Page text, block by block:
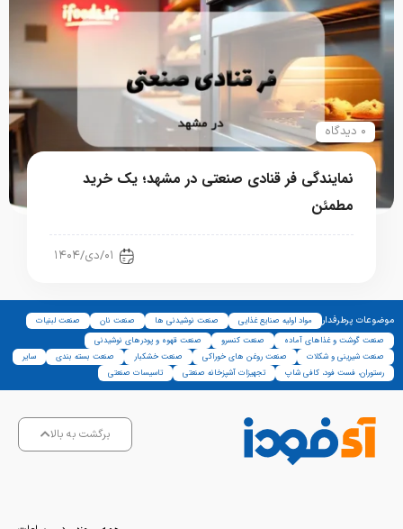
۰ دیدگاه
نمایندگی فر قنادی صنعتی در مشهد؛ یک خرید
مطمئن
۰۱/دی/۱۴۰۴
موضوعات پرطرفدار مواد اولیه صنایع غذایی صنعت نوشیدنی ها صنعت نان
صنعت لبنیات
صنعت گوشت و غذاهای آماده
صنعت کنسرو
صنعت قهوه و پودرهای نوشیدنی
صنعت شیرینی و شکلات
صنعت روغن های خوراکی صنعت خشکبار صنعت بسته بندی
سایر
رستوران، فست فود، کافی شاپ
تجهیزات آشپزخانه صنعتی تاسیسات صنعتی
برگشت به بالا